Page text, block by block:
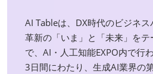
AI Tableは、DX時代のビジネ
革新の「いま」と「未来」を
で、AI・人工知能EXPO内で行
3日間にわたり、生成AI業界の